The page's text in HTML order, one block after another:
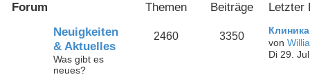
Forum Themen Beiträge Letzter
Neuigkeiten
& Aktuelles
Was gibt es
neues?
2460 3350
von
Di 29.